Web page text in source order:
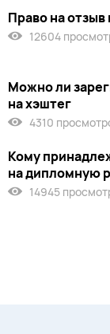
Право на
12604
Можно ли
на хэштег
4310
Кому
на дипломную
14945